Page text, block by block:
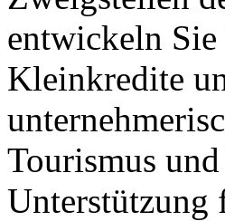
entwickeln
Kleinkredite
Tourismus
Unterstützung